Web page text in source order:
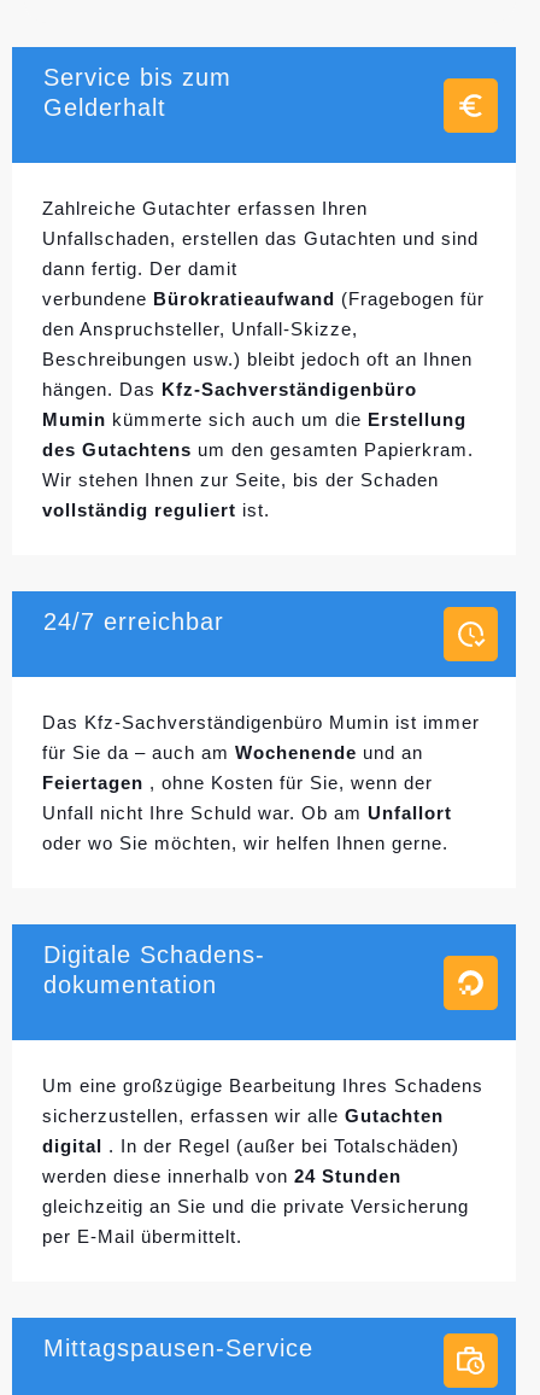
Service bis zum
Gelderhalt
Zahlreiche Gutachter erfassen Ihren
Unfallschaden, erstellen das Gutachten und sind
dann fertig. Der damit
verbundene Bürokratieaufwand (Fragebogen für
den Anspruchsteller, Unfall-Skizze,
Beschreibungen usw.) bleibt jedoch oft an Ihnen
hängen. Das Kfz-Sachverständigenbüro
Mumin kümmerte sich auch um die Erstellung
des Gutachtens um den gesamten Papierkram.
Wir stehen Ihnen zur Seite, bis der Schaden
vollständig reguliert ist.
24/7 erreichbar
Das Kfz-Sachverständigenbüro Mumin ist immer
für Sie da – auch am Wochenende und an
Feiertagen , ohne Kosten für Sie, wenn der
Unfall nicht Ihre Schuld war. Ob am Unfallort
oder wo Sie möchten, wir helfen Ihnen gerne.
Digitale Schadens-
dokumentation
Um eine großzügige Bearbeitung Ihres Schadens
sicherzustellen, erfassen wir alle Gutachten
digital . In der Regel (außer bei Totalschäden)
werden diese innerhalb von 24 Stunden
gleichzeitig an Sie und die private Versicherung
per E-Mail übermittelt.
Mittagspausen-Service